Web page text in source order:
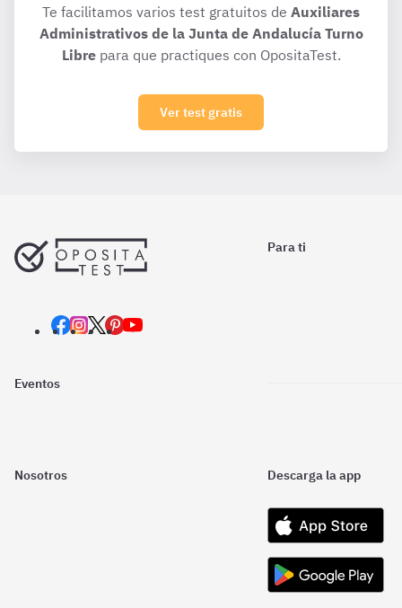
Te facilitamos varios test gratuitos de Auxiliares
Administrativos de la Junta de Andalucía Turno
Librepara que practiques con OpositaTest.
Ver test gratis
Para ti
Eventos
Nosotros Descarga la app